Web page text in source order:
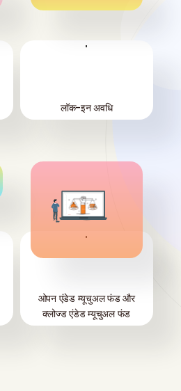
'
लॉक-इन अवधि
'
ओपन एंडेड म्यूचुअल फंड और
क्लोज्ड एंडेड म्यूचुअल फंड